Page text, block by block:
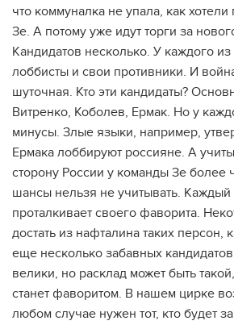
что коммуналка не упала, как
Зе. А потому уже идут торги за
Кандидатов несколько. У каждого из
лоббисты и свои противники. И
шуточная. Кто эти кандидаты?
Витренко, Коболев, Ермак. Но у
минусы. Злые языки, например,
Ермака лоббируют россияне. А
сторону России у команды Зе более
шансы нельзя не учитывать. Каждый
проталкивает своего фаворита.
достать из нафталина таких персон,
еще несколько забавных
велики, но расклад может быть
станет фаворитом. В нашем цирке
любом случае нужен тот, кто будет